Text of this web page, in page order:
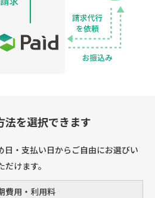
法を選択できます
日・支払い日からご自由にお選びい
だけます。
費用・利用料